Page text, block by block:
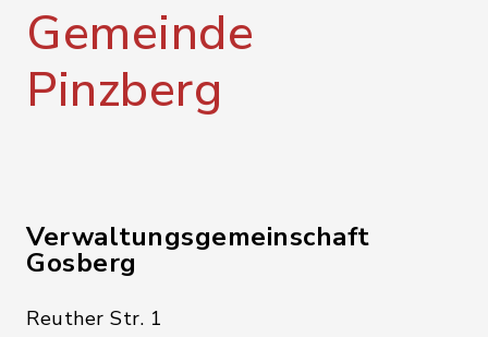
Gemeinde
Pinzberg
Verwaltungsgemeinschaft
Gosberg
Reuther Str. 1